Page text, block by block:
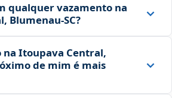
qualquer vazamento na
Blumenau‑SC?
na Itoupava Central,
de mim é mais